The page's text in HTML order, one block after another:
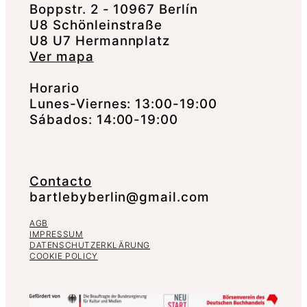
Boppstr. 2 - 10967 Berlín
U8 Schönleinstraße
U8 U7 Hermannplatz
Ver mapa
Horario
Lunes-Viernes: 13:00-19:00
Sábados: 14:00-19:00
Contacto
bartlebyberlin@gmail.com
AGB
IMPRESSUM
DATENSCHUTZERKLÄRUNG
COOKIE POLICY